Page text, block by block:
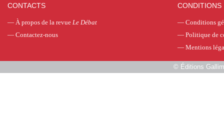
CONTACTS
— À propos de la revue Le Débat
— Contactez-nous
CONDITIONS
— Conditions
— Politique de
— Mentions
© Éditions